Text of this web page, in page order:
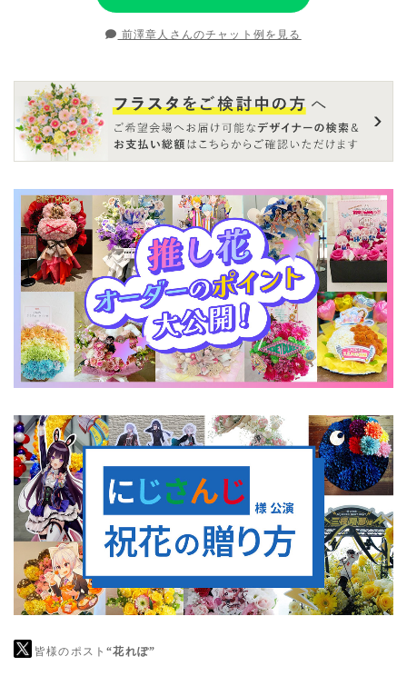
前澤章人さんのチャット例を見る
皆様のポスト“花れぽ”